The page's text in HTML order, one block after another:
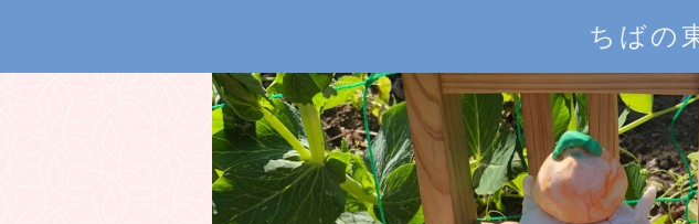
ちばの